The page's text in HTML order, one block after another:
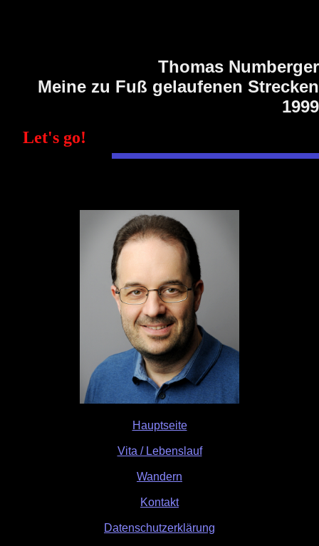
Thomas Numberger
Meine zu Fuß gelaufenen Strecken
1999
Let's go!
Hauptseite
Vita / Lebenslauf
Wandern
Kontakt
Datenschutzerklärung